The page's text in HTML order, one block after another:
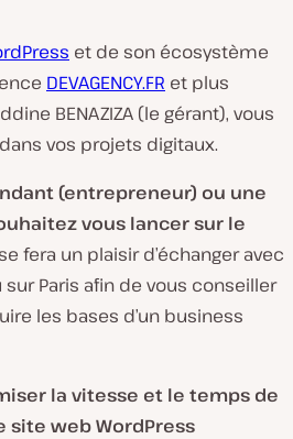
et de son écosystème
DEVAGENCY.FR et plus
BENAZIZA (le gérant), vous
vos projets digitaux.
(entrepreneur) ou une
vous lancer sur le
fera un plaisir d’échanger avec
Paris afin de vous conseiller
les bases d’un business
la vitesse et le temps de
web WordPress